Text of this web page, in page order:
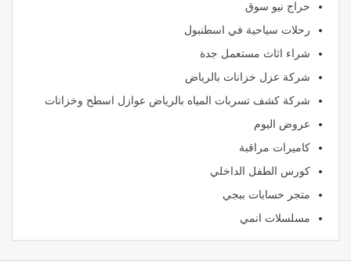
حراج نيو سوق
رحلات سياحية في اسطنبول
شراء اثاث مستعمل جدة
شركة عزل خزانات بالرياض
شركة كشف تسربات المياه بالرياض عوازل اسطح وخزانات
عروض اليوم
كاميرات مراقبة
كورس الطفل الداخلي
متجر حسابات ببجي
مسلسلات انمي